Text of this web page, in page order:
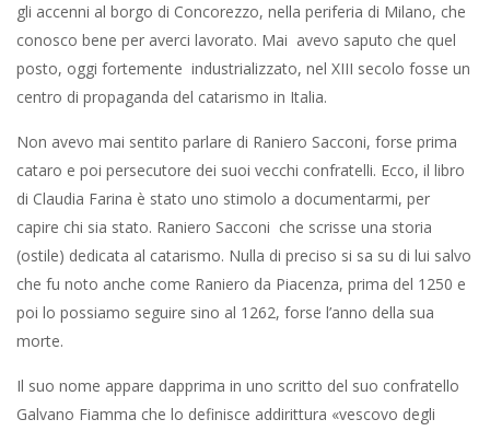
gli accenni al borgo di Concorezzo, nella periferia di Milano, che
conosco bene per averci lavorato. Mai avevo saputo che quel
posto, oggi fortemente industrializzato, nel XIII secolo fosse un
centro di propaganda del catarismo in Italia.
Non avevo mai sentito parlare di Raniero Sacconi, forse prima
cataro e poi persecutore dei suoi vecchi confratelli. Ecco, il libro
di Claudia Farina è stato uno stimolo a documentarmi, per
capire chi sia stato. Raniero Sacconi che scrisse una storia
(ostile) dedicata al catarismo. Nulla di preciso si sa su di lui salvo
che fu noto anche come Raniero da Piacenza, prima del 1250 e
poi lo possiamo seguire sino al 1262, forse l’anno della sua
morte.
Il suo nome appare dapprima in uno scritto del suo confratello
Galvano Fiamma che lo definisce addirittura «vescovo degli